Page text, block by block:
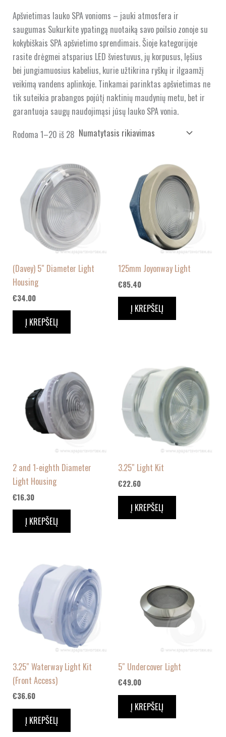
Apšvietimas lauko SPA vonioms – jauki atmosfera ir
saugumas Sukurkite ypatingą nuotaiką savo poilsio zonoje su
kokybiškais SPA apšvietimo sprendimais. Šioje kategorijoje
rasite drėgmei atsparius LED šviestuvus, jų korpusus, lęšius
bei jungiamuosius kabelius, kurie užtikrina ryškų ir ilgaamžį
veikimą vandens aplinkoje. Tinkamai parinktas apšvietimas ne
tik suteikia prabangos pojūtį naktinių maudynių metu, bet ir
garantuoja saugų naudojimąsi jūsų lauko SPA vonia.
Rodoma 1–20 iš 28
(Davey) 5″ Diameter Light
Housing
€34.00
Į KREPŠELĮ
125mm Joyonway Light
€85.40
Į KREPŠELĮ
2 and 1-eighth Diameter
Light Housing
€16.30
Į KREPŠELĮ
3.25″ Light Kit
€22.60
Į KREPŠELĮ
3.25″ Waterway Light Kit
(Front Access)
€36.60
Į KREPŠELĮ
5″ Undercover Light
€49.00
Į KREPŠELĮ